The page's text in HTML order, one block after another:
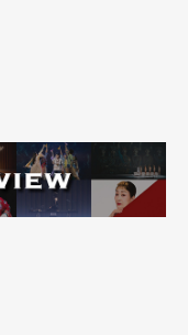
的幻覺再難說服
心化，讓每個觀
以影響別人的體